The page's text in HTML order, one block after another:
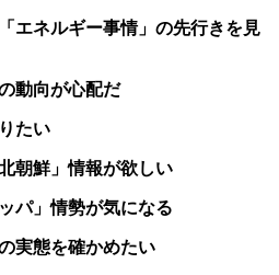
エネルギー事情」の先行きを見
動向が心配だ
たい
朝鮮」情報が欲しい
パ」情勢が気になる
実態を確かめたい